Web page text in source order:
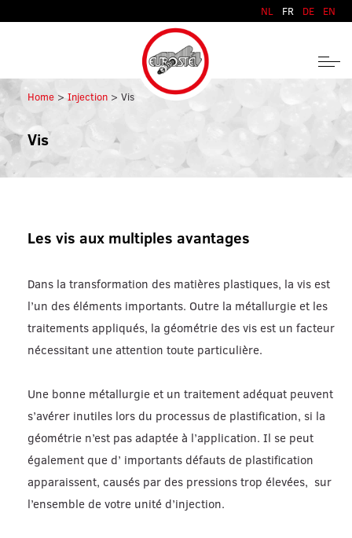
NL FR DE EN
Home Injection Vis
Vis
Les vis aux multiples avantages
Dans la transformation des matières plastiques, la vis est
l’un des éléments importants. Outre la métallurgie et les
traitements appliqués, la géométrie des vis est un facteur
nécessitant une attention toute particulière.
Une bonne métallurgie et un traitement adéquat peuvent
s’avérer inutiles lors du processus de plastification, si la
géométrie n’est pas adaptée à l’application. Il se peut
également que d’ importants défauts de plastification
apparaissent, causés par des pressions trop élevées, sur
l’ensemble de votre unité d’injection.